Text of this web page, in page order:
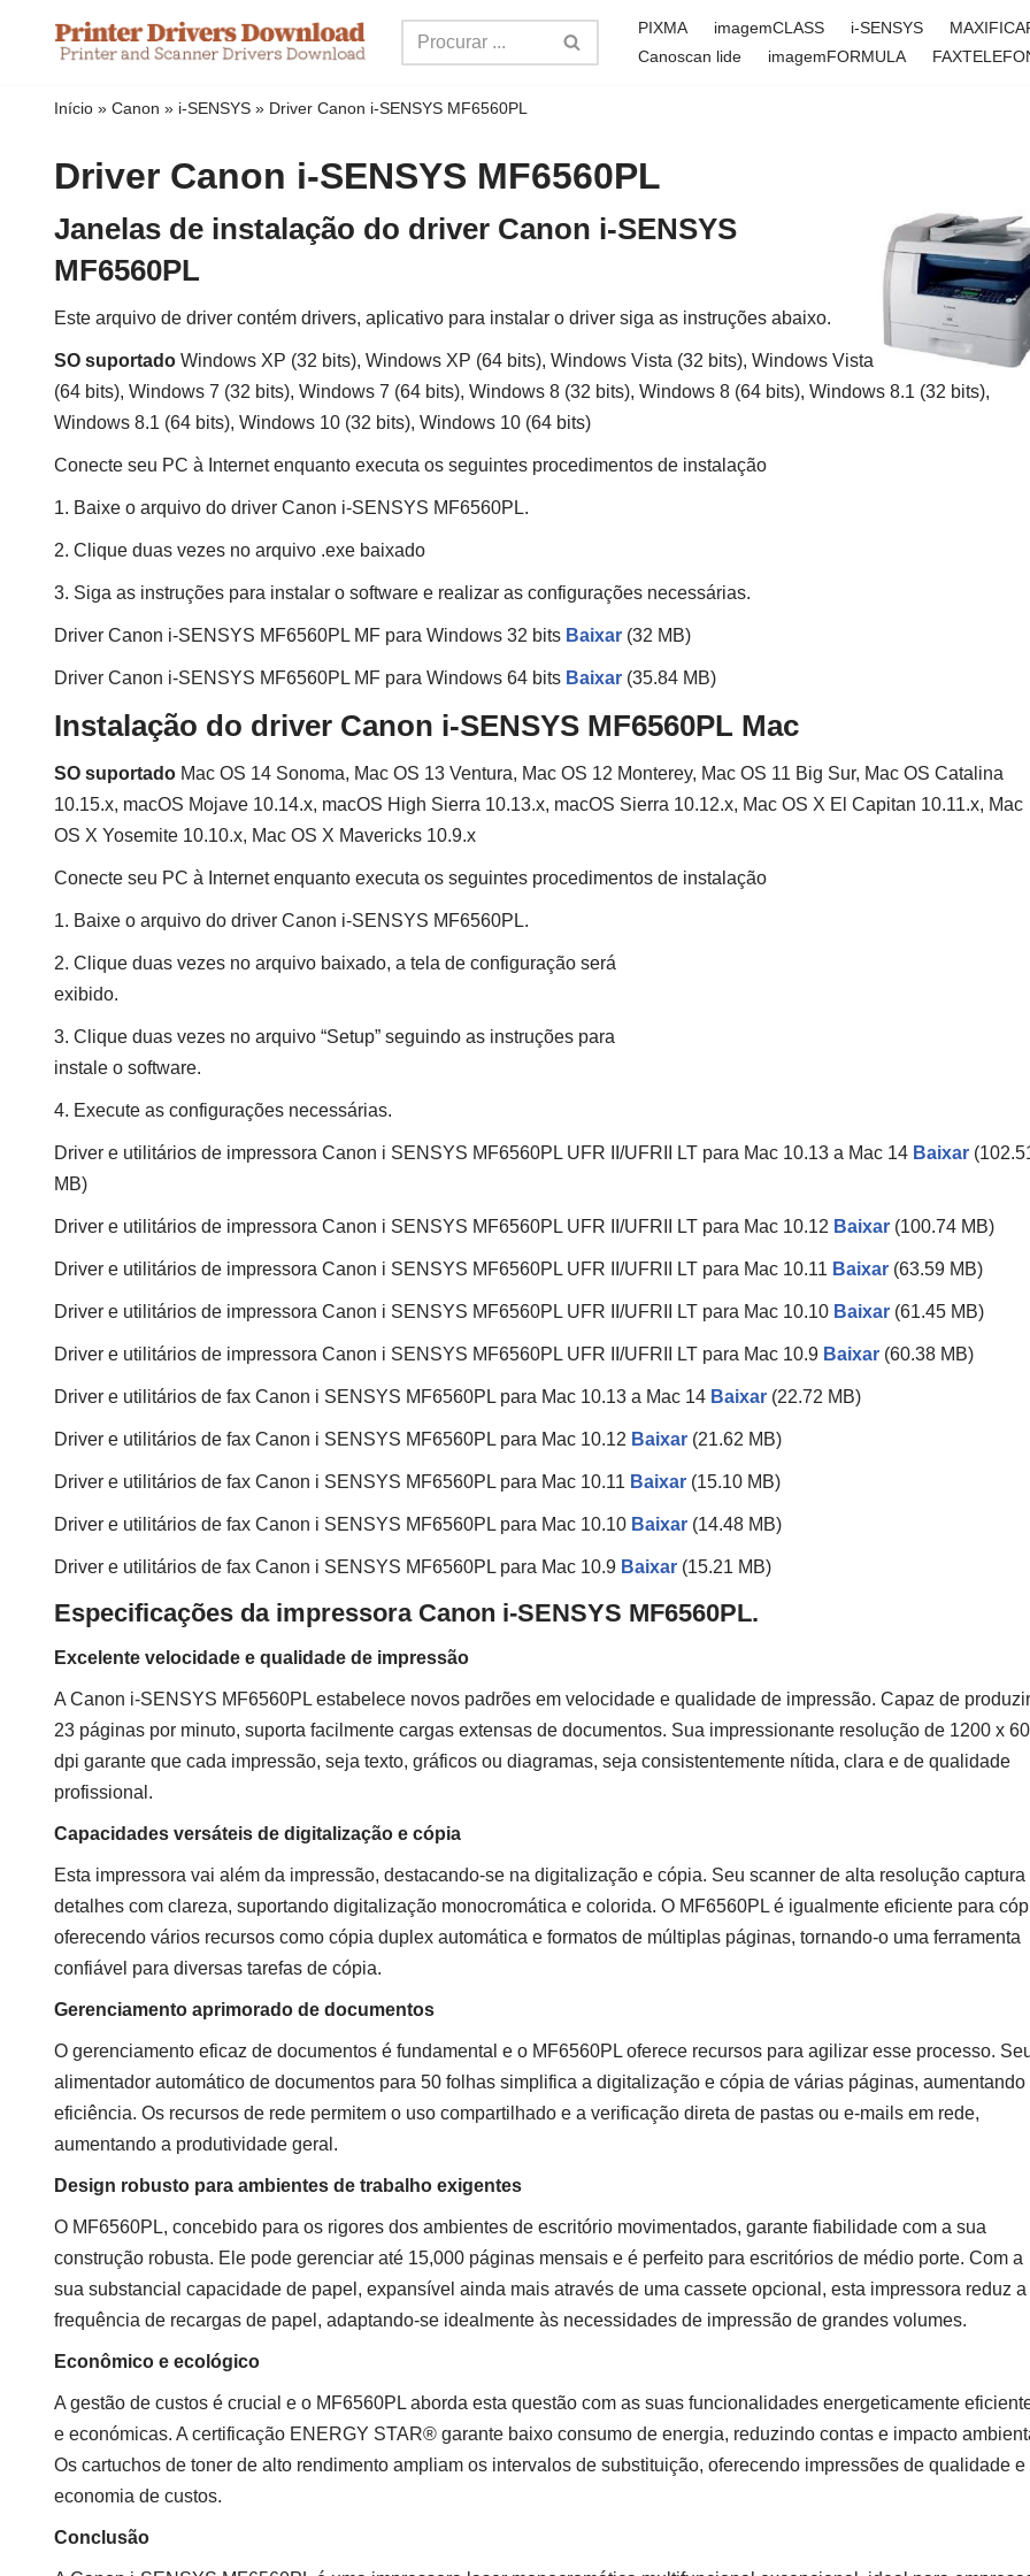
PIXMA imagemCLASS i-SENSYS
Canoscan lide
imagemFORMULA
Início » Canon » i-SENSYS » Driver Canon i-SENSYS MF6560PL
Driver Canon i-SENSYS MF6560PL
Janelas de instalação do driver Canon i-SENSYS
MF6560PL
Este arquivo de driver contém drivers, aplicativo para instalar o driver siga as instruções abaixo.
SO suportado Windows XP (32 bits), Windows XP (64 bits), Windows Vista (32 bits), Windows Vista
(64 bits), Windows 7 (32 bits), Windows 7 (64 bits), Windows 8 (32 bits), Windows 8 (64 bits), Windows 8.1 (32 bits),
Windows 8.1 (64 bits), Windows 10 (32 bits), Windows 10 (64 bits)
Conecte seu PC à Internet enquanto executa os seguintes procedimentos de instalação
1. Baixe o arquivo do driver Canon i-SENSYS MF6560PL.
2. Clique duas vezes no arquivo .exe baixado
3. Siga as instruções para instalar o software e realizar as configurações necessárias.
Driver Canon i-SENSYS MF6560PL MF para Windows 32 bits Baixar (32 MB)
Driver Canon i-SENSYS MF6560PL MF para Windows 64 bits Baixar (35.84 MB)
Instalação do driver Canon i-SENSYS MF6560PL Mac
SO suportado Mac OS 14 Sonoma, Mac OS 13 Ventura, Mac OS 12 Monterey, Mac OS 11 Big Sur, Mac OS Catalina
10.15.x, macOS Mojave 10.14.x, macOS High Sierra 10.13.x, macOS Sierra 10.12.x, Mac OS X El Capitan 10.11.x, Mac
OS X Yosemite 10.10.x, Mac OS X Mavericks 10.9.x
Conecte seu PC à Internet enquanto executa os seguintes procedimentos de instalação
1. Baixe o arquivo do driver Canon i-SENSYS MF6560PL.
2. Clique duas vezes no arquivo baixado, a tela de configuração será
exibido.
3. Clique duas vezes no arquivo “Setup” seguindo as instruções para
instale o software.
4. Execute as configurações necessárias.
Driver e utilitários de impressora Canon i SENSYS MF6560PL UFR II/UFRII LT para Mac 10.13 a Mac 14 Baixar
MB)
Driver e utilitários de impressora Canon i SENSYS MF6560PL UFR II/UFRII LT para Mac 10.12 Baixar (100.74 MB)
Driver e utilitários de impressora Canon i SENSYS MF6560PL UFR II/UFRII LT para Mac 10.11 Baixar (63.59 MB)
Driver e utilitários de impressora Canon i SENSYS MF6560PL UFR II/UFRII LT para Mac 10.10 Baixar (61.45 MB)
Driver e utilitários de impressora Canon i SENSYS MF6560PL UFR II/UFRII LT para Mac 10.9 Baixar (60.38 MB)
Driver e utilitários de fax Canon i SENSYS MF6560PL para Mac 10.13 a Mac 14 Baixar (22.72 MB)
Driver e utilitários de fax Canon i SENSYS MF6560PL para Mac 10.12 Baixar (21.62 MB)
Driver e utilitários de fax Canon i SENSYS MF6560PL para Mac 10.11 Baixar (15.10 MB)
Driver e utilitários de fax Canon i SENSYS MF6560PL para Mac 10.10 Baixar (14.48 MB)
Driver e utilitários de fax Canon i SENSYS MF6560PL para Mac 10.9 Baixar (15.21 MB)
Especificações da impressora Canon i-SENSYS MF6560PL.
Excelente velocidade e qualidade de impressão
A Canon i-SENSYS MF6560PL estabelece novos padrões em velocidade e qualidade de impressão. Capaz de produzir
23 páginas por minuto, suporta facilmente cargas extensas de documentos. Sua impressionante resolução de 1200 x
dpi garante que cada impressão, seja texto, gráficos ou diagramas, seja consistentemente nítida, clara e de qualidade
profissional.
Capacidades versáteis de digitalização e cópia
Esta impressora vai além da impressão, destacando-se na digitalização e cópia. Seu scanner de alta resolução captura
detalhes com clareza, suportando digitalização monocromática e colorida. O MF6560PL é igualmente eficiente para
oferecendo vários recursos como cópia duplex automática e formatos de múltiplas páginas, tornando-o uma ferramenta
confiável para diversas tarefas de cópia.
Gerenciamento aprimorado de documentos
O gerenciamento eficaz de documentos é fundamental e o MF6560PL oferece recursos para agilizar esse processo.
alimentador automático de documentos para 50 folhas simplifica a digitalização e cópia de várias páginas, aumentando
eficiência. Os recursos de rede permitem o uso compartilhado e a verificação direta de pastas ou e-mails em rede,
aumentando a produtividade geral.
Design robusto para ambientes de trabalho exigentes
O MF6560PL, concebido para os rigores dos ambientes de escritório movimentados, garante fiabilidade com a sua
construção robusta. Ele pode gerenciar até 15,000 páginas mensais e é perfeito para escritórios de médio porte. Com a
sua substancial capacidade de papel, expansível ainda mais através de uma cassete opcional, esta impressora reduz a
frequência de recargas de papel, adaptando-se idealmente às necessidades de impressão de grandes volumes.
Econômico e ecológico
A gestão de custos é crucial e o MF6560PL aborda esta questão com as suas funcionalidades energeticamente
e económicas. A certificação ENERGY STAR® garante baixo consumo de energia, reduzindo contas e impacto
Os cartuchos de toner de alto rendimento ampliam os intervalos de substituição, oferecendo impressões de qualidade e
economia de custos.
Conclusão